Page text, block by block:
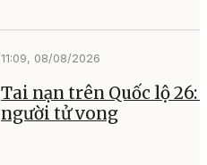
11:09, 08/08/2026
Tai nạn trên Quốc lộ 26:
người tử vong